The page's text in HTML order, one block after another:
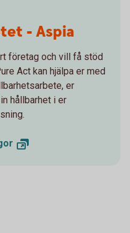
- Aspia
företag och vill få stöd
Act kan hjälpa er med
er
hållbarhet i er